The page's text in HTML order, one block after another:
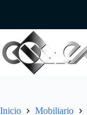
Inicio Mobiliario